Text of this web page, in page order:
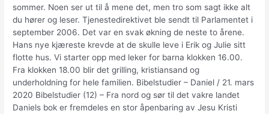
sommer. Noen ser ut til å mene det, men tro som sagt ikke alt
du hører og leser. Tjenestedirektivet ble sendt til Parlamentet i
september 2006. Det var en svak økning de neste to årene.
Hans nye kjæreste krevde at de skulle leve i Erik og Julie sitt
flotte hus. Vi starter opp med leker for barna klokken 16.00.
Fra klokken 18.00 blir det grilling, kristiansand og
underholdning for hele familien. Bibelstudier – Daniel / 21. mars
2020 Bibelstudier (12) – Fra nord og sør til det vakre landet
Daniels bok er fremdeles en stor åpenbaring av Jesu Kristi